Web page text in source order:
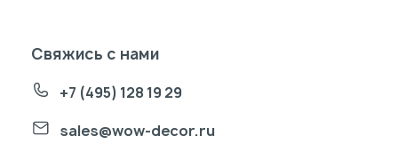
Свяжись с нами
+7 (495) 128 19 29
sales@wow-decor.ru